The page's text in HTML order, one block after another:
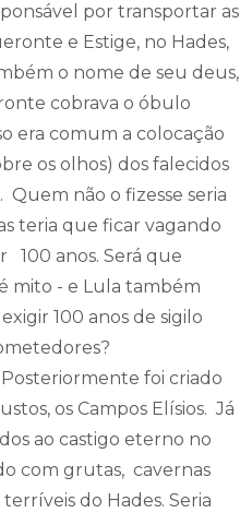
por transportar as
e Estige, no Hades,
o nome de seu deus,
cobrava o óbulo
era comum a colocação
os olhos) dos falecidos
não o fizesse seria
teria que ficar vagando
100 anos. Será que
mito - e Lula também
100 anos de sigilo
foi criado
os Campos Elísios. Já
ao castigo eterno no
com grutas, cavernas
do Hades. Seria